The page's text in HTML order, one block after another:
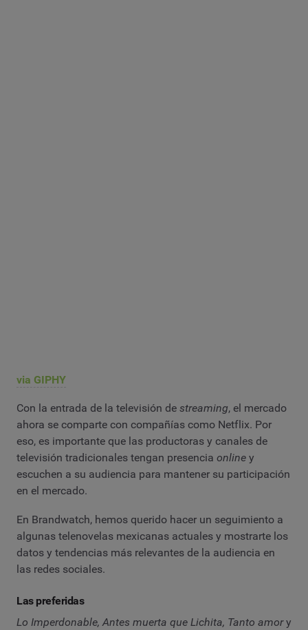
via GIPHY
Con la entrada de la televisión de streaming, el mercado
ahora se comparte con compañías como Netflix. Por
eso, es importante que las productoras y canales de
televisión tradicionales tengan presencia online y
escuchen a su audiencia para mantener su participación
en el mercado.
En Brandwatch, hemos querido hacer un seguimiento a
algunas telenovelas mexicanas actuales y mostrarte los
datos y tendencias más relevantes de la audiencia en
las redes sociales.
Las preferidas
Lo Imperdonable, Antes muerta que Lichita, Tanto amory